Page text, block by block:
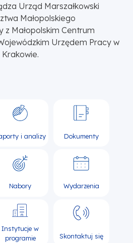
Urząd Marszałkowski
Małopolskiego
z Małopolskim Centrum
Urzędem Pracy w
Krakowie.
i analizy Dokumenty
Nabory Wydarzenia
Instytucje w
programie
Skontaktuj się